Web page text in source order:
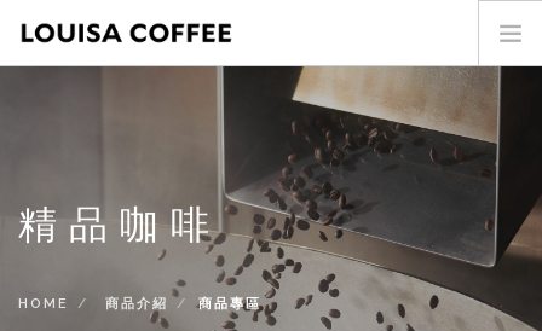
投資人專區
咖啡世界
精品咖啡
HOME 商品介紹 商品專區